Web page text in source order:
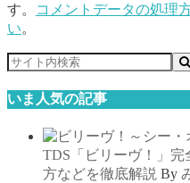
す。
コメントデータの処理
い。
いま人気の記事
TDS「ビリーヴ！」完
方などを徹底解説 By